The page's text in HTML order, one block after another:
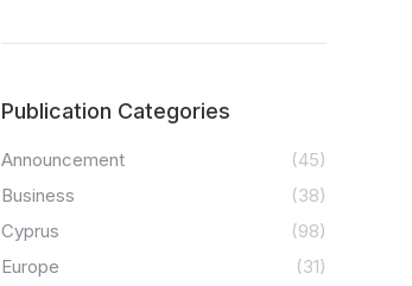
Publication Categories
Announcement
(45)
Business
(38)
Cyprus
(98)
Europe
(31)